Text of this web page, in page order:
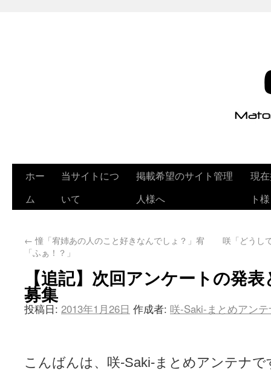
ホー
ム
当サイトにつ
いて
掲載希望のサイト管理
人様へ
現
ト様
←憧「宥姉あの人のこと好きなんでしょ？」宥
「ふぁ！？」
咲「どうし
【追記】次回アンケートの発
募集
投稿日: 2013年1月26日 作成者: 咲-Saki-まとめアン
こんばんは、咲-Saki-まとめアンテナで